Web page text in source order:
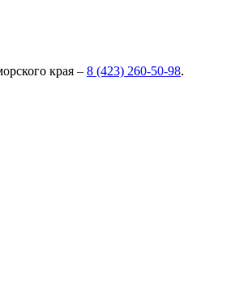
края – 8 (423) 260-50-98.